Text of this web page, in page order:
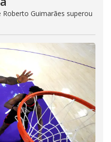
Guimarães superou